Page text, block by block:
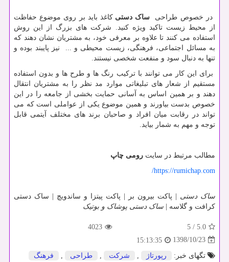
در خصوص طراحی ساک دستی کاغذ باید بر روی موضوع حفاظت
از محیط زیست تاکید ویژه کنید. شرکت های بزرگ از این روش
استفاده می کنند تا علاوه بر معرفی خود، به مشتریان نشان دهند که
به مسائل اجتماعی، فرهنگی، زیست محیطی و ... نیز پایبند بوده و
تنها به دنبال سود و منفعت شخصی نیستند.
برای این کار می توانند با ترکیب رنگ ها و طرح ها و بدون استفاده
مستقیم از شعار های تبلیغاتی موارد مد نظر را به مشتریان انتقال
دهند و بر همین اساس به آسانی حمایت بخشی از جامعه را در این
خصوص بدست بیاورند و همین موضوع یکی از عواملی است که می
تواند در رقابت میان افراد و صاحبان برند های مختلف آیتمی قابل
توجه و مهم به شمار بیاید.
مطالب مرتبط در سایت رومی چاپ
https://rumichap.com/
ساک دستی | پاکت بیرون بر | پاکت پیتزا و ساندویچ | ساک دستی
کرافت و گلاسه | ساک دستی پوشاک و بوتیک
5.0
/
5
4023
1398/10/23
15:13:35
تگهای خبر:
رپورتاژ شركت طراحی فرهنگ